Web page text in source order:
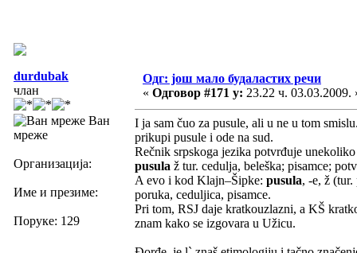
durdubak
члан
Ван
мреже
Организација:
Име и презиме:
Поруке: 129
Одг: још мало будаластих речи
« Одговор #171 у: 23.22 ч. 03.03.2009.
I ja sam čuo za pusule, ali u ne u tom
prikupi pusule i ode na sud.
Rečnik srpskoga jezika potvrđuje
pusula ž tur. cedulja, beleška; pisamce;
A evo i kod Klajn–Šipke: pusula, -e, ž
poruka, ceduljica, pisamce.
Pri tom, RSJ daje kratkouzlazni, a KŠ
znam kako se izgovara u Užicu.